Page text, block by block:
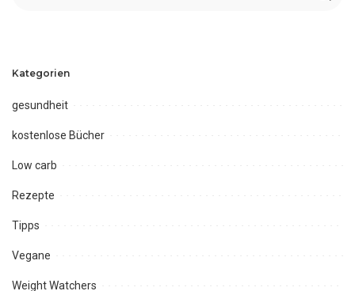
Kategorien
gesundheit
kostenlose Bücher
Low carb
Rezepte
Tipps
Vegane
Weight Watchers